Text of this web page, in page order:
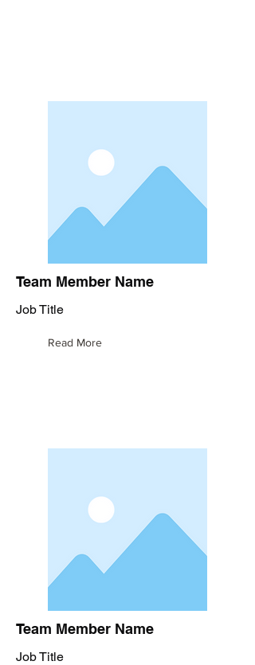
Team Member Name
Job Title
Read More
Team Member Name
Job Title